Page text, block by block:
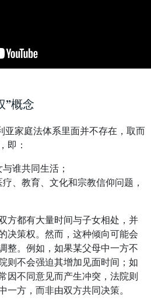
”概念
亚家庭法体系里面并不存在，取而
即：
与谁共同生活；
疗、教育、文化和宗教信仰问题，
方都有大量时间与子女相处，并
决策权。然而，这种倾向可能会
整。例如，如果某父母中一方不
则不会强迫其增加见面时间；如
因不同意见而产生冲突，法院则
一方，而非由双方共同决策。